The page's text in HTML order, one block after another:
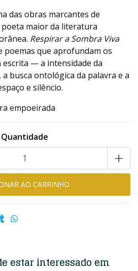
das obras marcantes de
poeta maior da literatura
Respirar a Sombra Viva
poemas que aprofundam os
escrita — a intensidade da
busca ontológica da palavra e a
e silêncio.
empoeirada
Quantidade
+
estar interessado em